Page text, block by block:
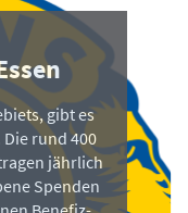
gibt es
rund 400
jährlich
Spenden